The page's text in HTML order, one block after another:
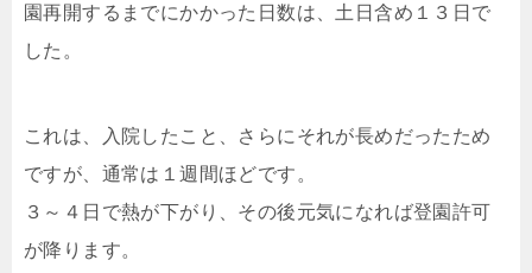
園再開するまでにかかった日数は、土日含め１３日で
した。
これは、入院したこと、さらにそれが長めだったため
ですが、通常は１週間ほどです。
３～４日で熱が下がり、その後元気になれば登園許可
が降ります。